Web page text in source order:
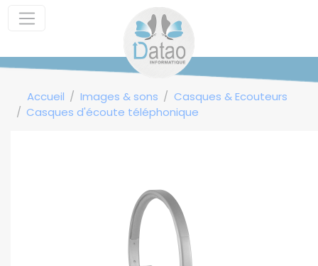
Accueil Images & sons
Casques & Ecouteurs
Casques d'écoute téléphonique
Panneau de gestion des cookies